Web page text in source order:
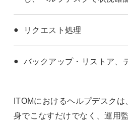
リクエスト処理
バックアップ・リストア
ITOMにおけるヘルプデスク
身でこなすだけでなく、運用